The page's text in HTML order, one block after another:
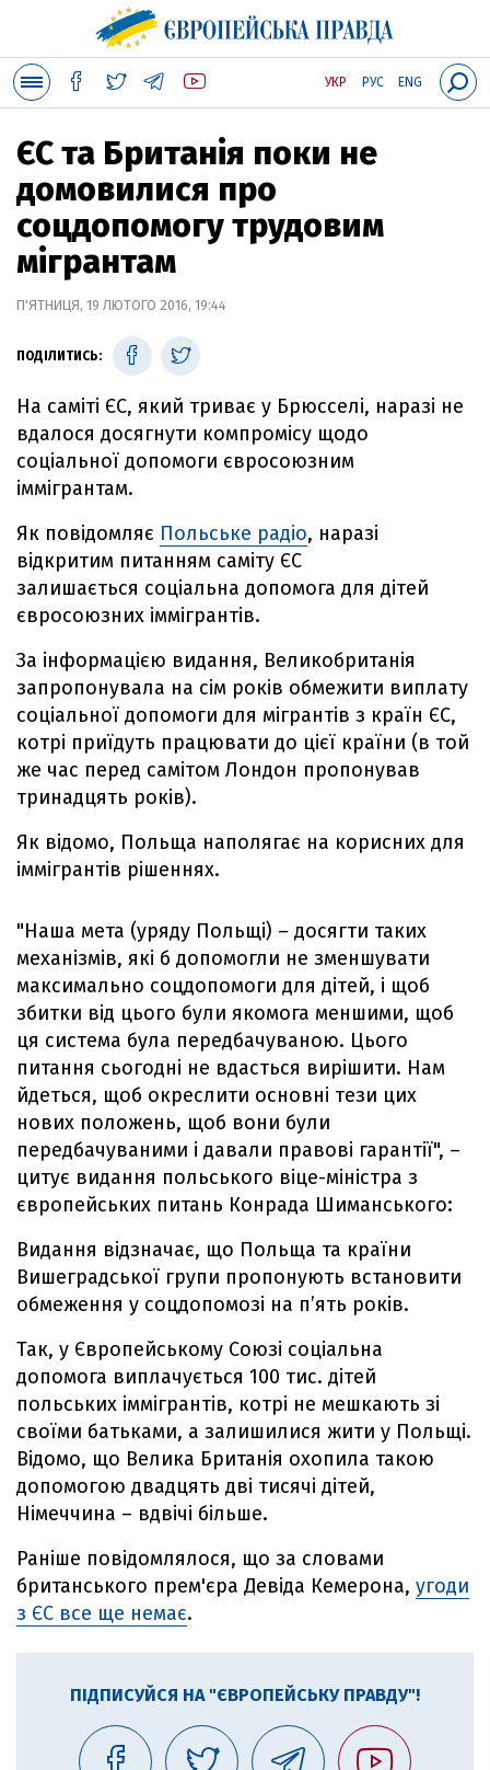
УКР РУС ENG
ЄС та Британія поки не
домовилися про
соцдопомогу трудовим
мігрантам
П'ЯТНИЦЯ, 19 ЛЮТОГО 2016, 19:44
ПОДІЛИТИСЬ:
На саміті ЄС, який триває у Брюсселі, наразі не
вдалося досягнути компромісу щодо
соціальної допомоги євросоюзним
іммігрантам.
Як повідомляє Польське радіо, наразі
відкритим питанням саміту ЄС
залишається соціальна допомога для дітей
євросоюзних іммігрантів.
За інформацією видання, Великобританія
запропонувала на сім років обмежити виплату
соціальної допомоги для мігрантів з країн ЄС,
котрі приїдуть працювати до цієї країни (в той
же час перед самітом Лондон пропонував
тринадцять років).
Як відомо, Польща наполягає на корисних для
іммігрантів рішеннях.
"Наша мета (уряду Польщі) – досягти таких
механізмів, які б допомогли не зменшувати
максимально соцдопомоги для дітей, і щоб
збитки від цього були якомога меншими, щоб
ця система була передбачуваною. Цього
питання сьогодні не вдасться вирішити. Нам
йдеться, щоб окреслити основні тези цих
нових положень, щоб вони були
передбачуваними і давали правові гарантії", –
цитує видання польського віце-міністра з
європейських питань Конрада Шиманського:
Видання відзначає, що Польща та країни
Вишеградської групи пропонують встановити
обмеження у соцдопомозі на п’ять років.
Так, у Європейському Союзі соціальна
допомога виплачується 100 тис. дітей
польських іммігрантів, котрі не мешкають зі
своїми батьками, а залишилися жити у Польщі.
Відомо, що Велика Британія охопила такою
допомогою двадцять дві тисячі дітей,
Німеччина – вдвічі більше.
Раніше повідомлялося, що за словами
британського прем'єра Девіда Кемерона, угоди
з ЄС все ще немає.
ПІДПИСУЙСЯ НА "ЄВРОПЕЙСЬКУ ПРАВДУ"!